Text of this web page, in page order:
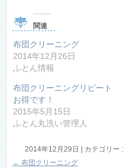
関連
布団クリーニング
2014年12月26日
ふとん情報
布団クリーニングリピート
お得です！
2015年5月15日
ふとん丸洗い管理人
2014年12月29日 カテゴリー :
← 布団クリーニング